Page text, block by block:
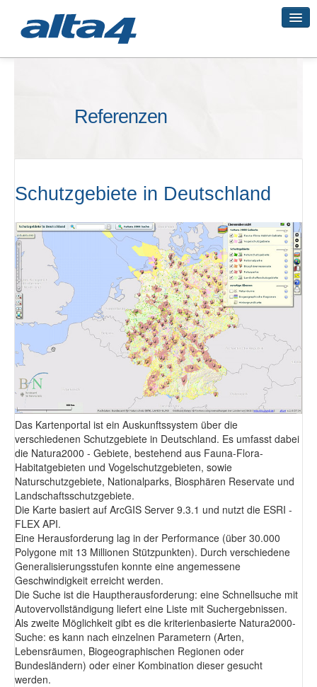
Smart City
3D-Vermessung
Fotodokumentation
alta4 im Überblick
Referenzen
Schutzgebiete in Deutschland
Das Kartenportal ist ein Auskunftssystem über die
verschiedenen Schutzgebiete in Deutschland. Es umfasst dabei
die Natura2000 - Gebiete, bestehend aus Fauna-Flora-
Habitatgebieten und Vogelschutzgebieten, sowie
Naturschutzgebiete, Nationalparks, Biosphären Reservate und
Landschaftsschutzgebiete.
Die Karte basiert auf ArcGIS Server 9.3.1 und nutzt die ESRI -
FLEX API.
Eine Herausforderung lag in der Performance (über 30.000
Polygone mit 13 Millionen Stützpunkten). Durch verschiedene
Generalisierungsstufen konnte eine angemessene
Geschwindigkeit erreicht werden.
Die Suche ist die Hauptherausforderung: eine Schnellsuche mit
Autovervollständigung liefert eine Liste mit Suchergebnissen.
Als zweite Möglichkeit gibt es die kriterienbasierte Natura2000-
Suche: es kann nach einzelnen Parametern (Arten,
Lebensräumen, Biogeographischen Regionen oder
Bundesländern) oder einer Kombination dieser gesucht
werden.